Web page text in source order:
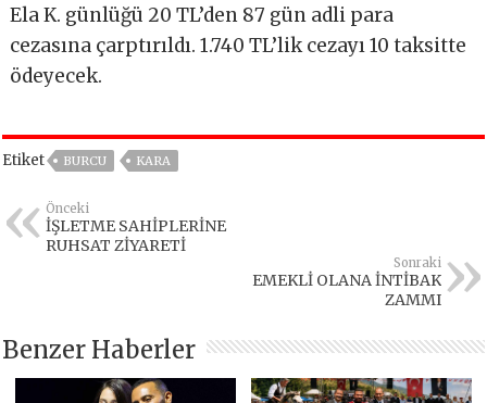
Ela K. günlüğü 20 TL’den 87 gün adli para
cezasına çarptırıldı. 1.740 TL’lik cezayı 10 taksitte
ödeyecek.
Etiket BURCU KARA
Önceki
İŞLETME SAHİPLERİNE
RUHSAT ZİYARETİ
Sonraki
EMEKLİ OLANA İNTİBAK
ZAMMI
Benzer Haberler